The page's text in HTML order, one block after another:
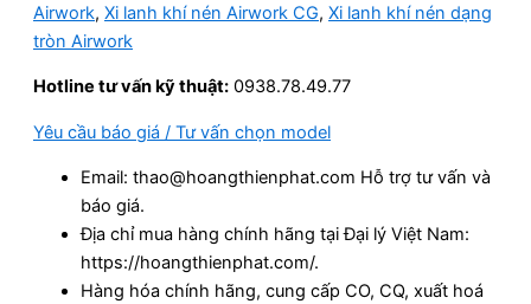
Airwork, Xi lanh khí nén Airwork CG, Xi lanh khí nén dạng
tròn Airwork
Hotline tư vấn kỹ thuật: 0938.78.49.77
Yêu cầu báo giá / Tư vấn chọn model
Email: thao@hoangthienphat.com Hỗ trợ tư vấn và
báo giá.
Địa chỉ mua hàng chính hãng tại Đại lý Việt Nam:
https://hoangthienphat.com/.
Hàng hóa chính hãng, cung cấp CO, CQ, xuất hoá